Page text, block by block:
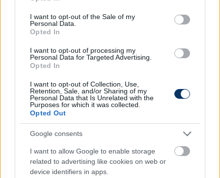
use your data for below specified purposes in below Google
consent section.
I want to opt-out of the Sale of my
Personal Data.
Opted In
I want to opt-out of processing my
Personal Data for Targeted Advertising.
Opted In
I want to opt-out of Collection, Use,
Retention, Sale, and/or Sharing of my
Personal Data that Is Unrelated with the
Purposes for which it was collected.
Opted Out
Google consents
I want to allow Google to enable storage
related to advertising like cookies on web or
device identifiers in apps.
számú klubsorozat specialistájának számít, ugyanis
már öt végső sikerrel csúcstartó: korábban
háromszor a Sevillával, egyszer pedig a Villarreallal
ért a csúcsra. Emellett egy döntőt veszített, még az
Arsenal kispadján 2019-ben. (via MTI)
Olvastad már?